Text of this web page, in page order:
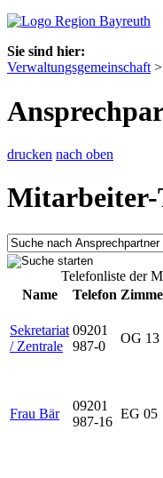
Sie sind hier:
Verwaltungsgemeinschaft >
drucken nach oben
Mitarbeiter-
Telefonliste der
Name
Telefon
Sekretariat
/ Zentrale
09201
987-0
OG 13
Frau Bär
09201
987-16
EG 05